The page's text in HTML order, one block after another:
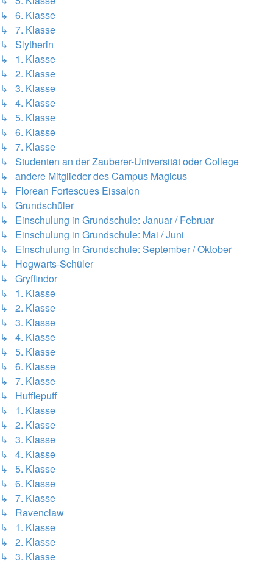
↳ 6. Klasse
↳ 7. Klasse
↳ Slytherin
↳ 1. Klasse
↳ 2. Klasse
↳ 3. Klasse
↳ 4. Klasse
↳ 5. Klasse
↳ 6. Klasse
↳ 7. Klasse
↳ Studenten an der Zauberer-Universität oder College
↳ andere Mitglieder des Campus Magicus
↳ Florean Fortescues Eissalon
↳ Grundschüler
↳ Einschulung in Grundschule: Januar / Februar
↳ Einschulung in Grundschule: Mai / Juni
↳ Einschulung in Grundschule: September / Oktober
↳ Hogwarts-Schüler
↳ Gryffindor
↳ 1. Klasse
↳ 2. Klasse
↳ 3. Klasse
↳ 4. Klasse
↳ 5. Klasse
↳ 6. Klasse
↳ 7. Klasse
↳ Hufflepuff
↳ 1. Klasse
↳ 2. Klasse
↳ 3. Klasse
↳ 4. Klasse
↳ 5. Klasse
↳ 6. Klasse
↳ 7. Klasse
↳ Ravenclaw
↳ 1. Klasse
↳ 2. Klasse
↳ 3. Klasse